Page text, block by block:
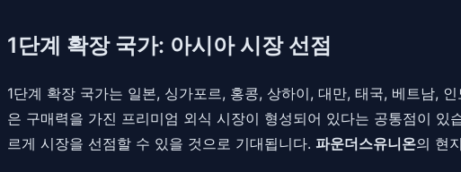
1단계 확장 국가: 아시아 시장 선점
1단계 확장 국가는 일본, 싱가포르, 홍콩, 상하이, 대만, 태국, 베트남,
은 구매력을 가진 프리미엄 외식 시장이 형성되어 있다는 공통점이
르게 시장을 선점할 수 있을 것으로 기대됩니다. 파운더스유니온의 현